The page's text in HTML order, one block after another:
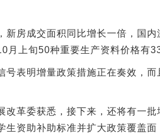
房成交面积同比增长一倍，国内
月上旬50种重要生产资料价格有
表明增量政策措施正在奏效，而
革委获悉，接下来，还将有一批
生资助补助标准并扩大政策覆盖面